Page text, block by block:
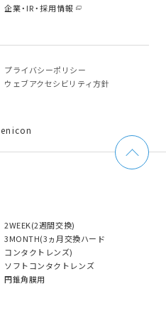
企業・IR・採用情報
プライバシーポリシー
ウェブアクセシビリティ方針
2WEEK(2週間交換)
3MONTH(3ヵ月交換ハード
コンタクトレンズ)
ソフトコンタクトレンズ
円錐角膜用